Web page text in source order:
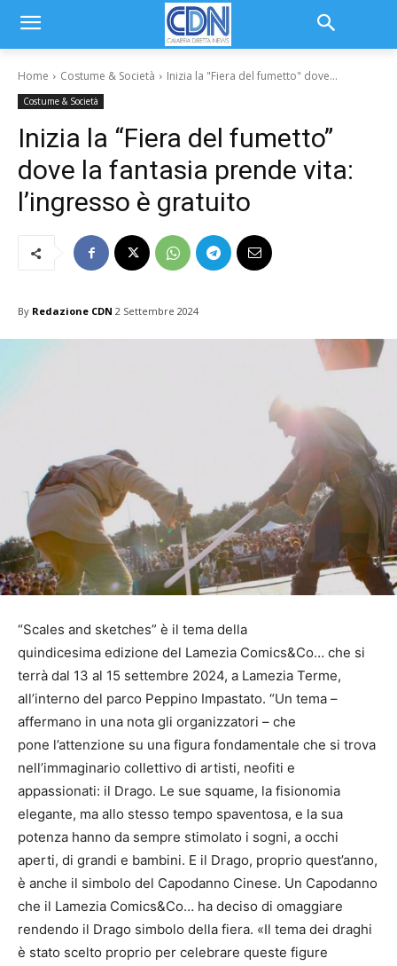
Home Costume & Società Inizia la "Fiera del fumetto" dove...
Costume & Società
Inizia la “Fiera del fumetto”
dove la fantasia prende vita:
l’ingresso è gratuito
By Redazione CDN 2 Settembre 2024
“Scales and sketches” è il tema della
quindicesima edizione del Lamezia Comics&Co… che si
terrà dal 13 al 15 settembre 2024, a Lamezia Terme,
all’interno del parco Peppino Impastato. “Un tema –
affermano in una nota gli organizzatori – che
pone l’attenzione su una figura fondamentale che si trova
nell’immaginario collettivo di artisti, neofiti e
appassionati: il Drago. Le sue squame, la fisionomia
elegante, ma allo stesso tempo spaventosa, e la sua
potenza hanno da sempre stimolato i sogni, a occhi
aperti, di grandi e bambini. E il Drago, proprio quest’anno,
è anche il simbolo del Capodanno Cinese. Un Capodanno
che il Lamezia Comics&Co… ha deciso di omaggiare
rendendo il Drago simbolo della fiera. «Il tema dei draghi
è stato scelto proprio per celebrare queste figure